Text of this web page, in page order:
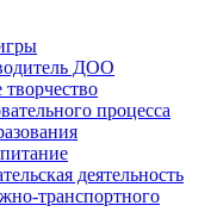
ДОО
процесса
деятельность
транспортного